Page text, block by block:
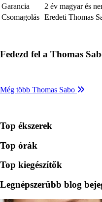
Garancia
2 év magyar és
Csomagolás Eredeti Thomas
Fedezd fel a Thomas
Még több Thomas Sabo
Top ékszerek
Top órák
Top kiegészítők
Legnépszerűbb blog